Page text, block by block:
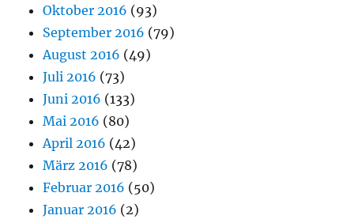
Oktober 2016 (93)
September 2016 (79)
August 2016 (49)
Juli 2016 (73)
Juni 2016 (133)
Mai 2016 (80)
April 2016 (42)
März 2016 (78)
Februar 2016 (50)
Januar 2016 (2)